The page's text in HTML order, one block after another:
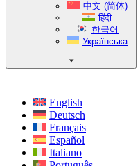
中文 (简体)
हिंदी
한국어
Українська
English
Deutsch
Français
Español
Italiano